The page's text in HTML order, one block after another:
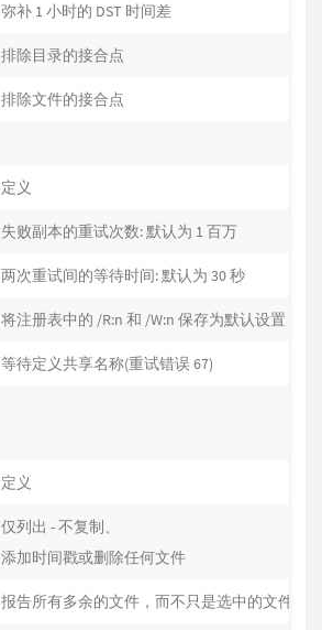
弥补 1 小时的 DST 时间差
排除目录的接合点
排除文件的接合点
定义
失败副本的重试次数: 默认为 1 百万
两次重试间的等待时间: 默认为 30 秒
将注册表中的 /R:n 和 /W:n 保存为默认设置
等待定义共享名称(重试错误 67)
定义
仅列出 - 不复制、
添加时间戳或删除任何文件
报告所有多余的文件，而不只是选中的文件